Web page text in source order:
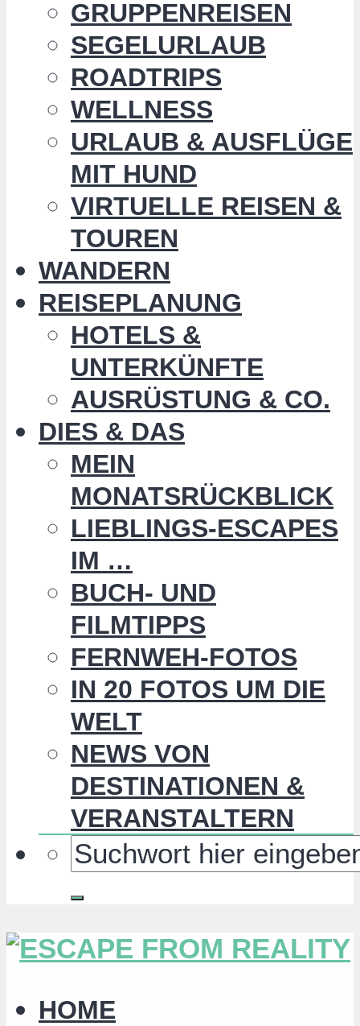
GRUPPENREISEN
SEGELURLAUB
ROADTRIPS
WELLNESS
URLAUB & AUSFLÜGE
MIT HUND
VIRTUELLE REISEN &
TOUREN
WANDERN
REISEPLANUNG
HOTELS &
UNTERKÜNFTE
AUSRÜSTUNG & CO.
DIES & DAS
MEIN
MONATSRÜCKBLICK
LIEBLINGS-ESCAPES
IM …
BUCH- UND
FILMTIPPS
FERNWEH-FOTOS
IN 20 FOTOS UM DIE
WELT
NEWS VON
DESTINATIONEN &
VERANSTALTERN
HOME